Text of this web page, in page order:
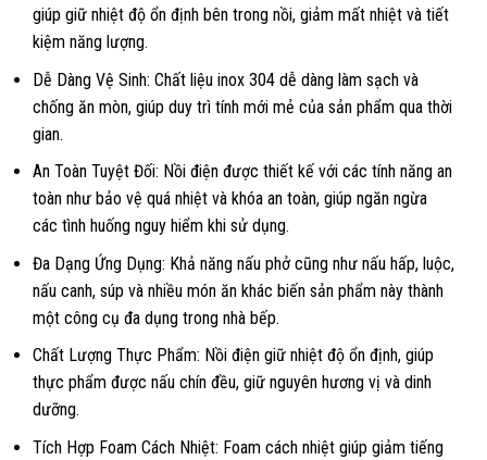
giúp giữ nhiệt độ ổn định bên trong nồi, giảm mất nhiệt và tiết
kiệm năng lượng.
Dễ Dàng Vệ Sinh: Chất liệu inox 304 dễ dàng làm sạch và
chống ăn mòn, giúp duy trì tính mới mẻ của sản phẩm qua thời
gian.
An Toàn Tuyệt Đối: Nồi điện được thiết kế với các tính năng an
toàn như bảo vệ quá nhiệt và khóa an toàn, giúp ngăn ngừa
các tình huống nguy hiểm khi sử dụng.
Đa Dạng Ứng Dụng: Khả năng nấu phở cũng như nấu hấp, luộc,
nấu canh, súp và nhiều món ăn khác biến sản phẩm này thành
một công cụ đa dụng trong nhà bếp.
Chất Lượng Thực Phẩm: Nồi điện giữ nhiệt độ ổn định, giúp
thực phẩm được nấu chín đều, giữ nguyên hương vị và dinh
dưỡng.
Tích Hợp Foam Cách Nhiệt: Foam cách nhiệt giúp giảm tiếng